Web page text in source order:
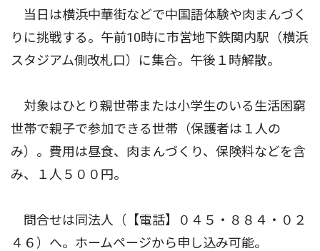
当日は横浜中華街などで中国語体験や肉まんづく
りに挑戦する。午前10時に市営地下鉄関内駅（横浜
スタジアム側改札口）に集合。午後１時解散。
対象はひとり親世帯または小学生のいる生活困窮
世帯で親子で参加できる世帯（保護者は１人の
み）。費用は昼食、肉まんづくり、保険料などを含
み、１人５００円。
問合せは同法人（【電話】０４５・８８４・０２
４６）へ。ホームページから申し込み可能。